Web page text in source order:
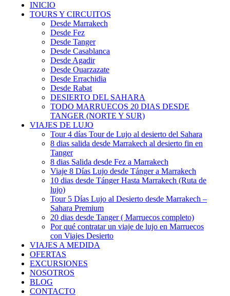
INICIO
TOURS Y CIRCUITOS
Desde Marrakech
Desde Fez
Desde Tanger
Desde Casablanca
Desde Agadir
Desde Ouarzazate
Desde Errachidia
Desde Rabat
DESIERTO DEL SAHARA
TODO MARRUECOS 20 DIAS DESDE
TANGER (NORTE Y SUR)
VIAJES DE LUJO
Tour 4 días Tour de Lujo al desierto del Sahara
8 dias salida desde Marrakech al desierto fin en
Tanger
8 dias Salida desde Fez a Marrakech
Viaje 8 Días Lujo desde Tánger a Marrakech
10 dias desde Tánger Hasta Marrakech (Ruta de
lujo)
Tour 5 Días Lujo al Desierto desde Marrakech –
Sahara Premium
20 dias desde Tanger ( Marruecos completo)
Por qué contratar un viaje de lujo en Marruecos
con Viajes Desierto
VIAJES A MEDIDA
OFERTAS
EXCURSIONES
NOSOTROS
BLOG
CONTACTO